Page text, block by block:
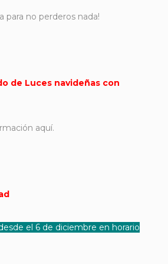
para no perderos nada!
de Luces navideñas con
aquí.
el 6 de diciembre en horario